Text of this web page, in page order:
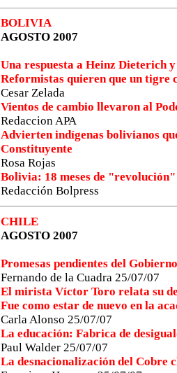
BOLIVIA
AGOSTO 2007
Una respuesta a Heinz Dieterich
Reformistas quieren que un tigre
Cesar Zelada
Vientos de cambio llevaron al
Redaccion APA
Advierten indígenas bolivianos
Constituyente
Rosa Rojas
Bolivia: 18 meses de
Redacción Bolpress
CHILE
AGOSTO 2007
Promesas pendientes del
Fernando de la Cuadra 25/07/07
El mirista Víctor Toro relata su
Fue como estar de nuevo en la
Carla Alonso 25/07/07
La educación: Fabrica de
Paul Walder 25/07/07
La desnacionalización del Cobre